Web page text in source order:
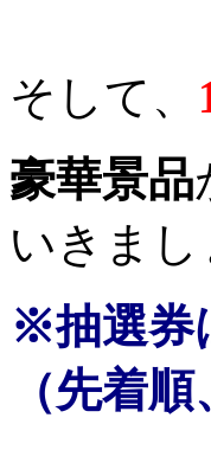
そして、
豪華景品
いきまし
※抽選券
（先着